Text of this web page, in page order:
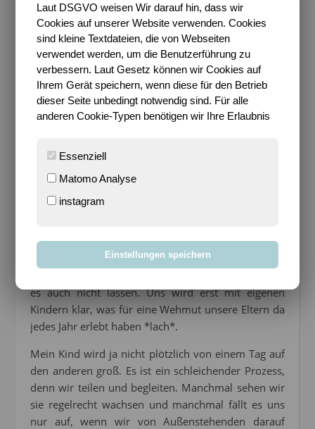
und wirbelte alles noch einmal durcheinander. Wir
alle mussten uns vollkommen neu orientieren und
einfinden. Ein Kind ist eben doch nicht wie jedes
andere Kind. Gar nicht. Jedes Kind ist für sich etwas
Besonderes und bringt seine ganz eigenen
speziellen Eigenschaften mit. So auch unser
Heldenkind.
Kaum zu glauben, dass
das nun bereits drei
Jahre her sein soll…
Es sind diese Sprüche, die wir Eltern wohl jedes Jahr
wieder von uns geben werden. “Die Zeit rast so”
es auch nicht lassen. Uns wird erst mit eigenen
Kindern klar, was für eine Wehmut unsere Eltern da
jedes Jahr erlebt haben *lach*.
Mein Kind wird ja nicht plötzlich von einem Tag auf
den anderen groß. Es ist ein schleichender Prozess,
denn wir teilen und begleiten. Manchmal sehen wir
sie regelrecht wachsen und manchmal fällt es uns
nur auf, wenn wir von Außenstehenden darauf
Laut DSGVO weisen Wir darauf hin, dass wir
Cookies auf unserer Website verwenden. Cookies
sind kleine Textdateien, die von Webseiten
verwendet werden, um die Benutzerführung zu
verbessern. Laut Gesetz können wir Cookies auf
Ihrem Gerät speichern, wenn diese für den Betrieb
dieser Seite unbedingt notwendig sind. Für alle
anderen Cookie-Typen benötigen wir Ihre Erlaubnis
Essenziell
Matomo Analyse
instagram
Einstellungen speichern